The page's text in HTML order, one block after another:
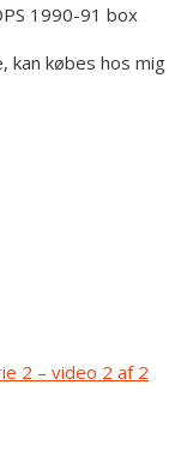
1990-91 box
kan købes hos mig
2 – video 2 af 2